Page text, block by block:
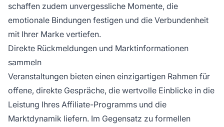
schaffen zudem unvergessliche Momente, die
emotionale Bindungen festigen und die Verbundenheit
mit Ihrer Marke vertiefen.
Direkte Rückmeldungen und Marktinformationen
sammeln
Veranstaltungen bieten einen einzigartigen Rahmen für
offene, direkte Gespräche, die wertvolle Einblicke in die
Leistung Ihres Affiliate-Programms und die
Marktdynamik liefern. Im Gegensatz zu formellen